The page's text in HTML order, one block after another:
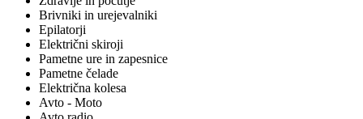
Brivniki in urejevalniki
Epilatorji
Električni skiroji
Pametne ure in zapesnice
Pametne čelade
Električna kolesa
Avto - Moto